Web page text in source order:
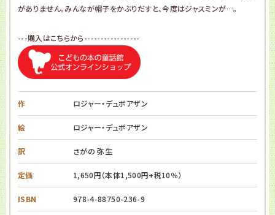
がありません。みんなが帽子をかぶりだすと、今度はジャスミンが…。
---購入はこちらから-----------------
作 ロジャー・デュボアザン
絵 ロジャー・デュボアザン
訳 さがの 弥生
定価 1,650円（本体1,500円+税10％）
ISBN 978-4-88750-236-9